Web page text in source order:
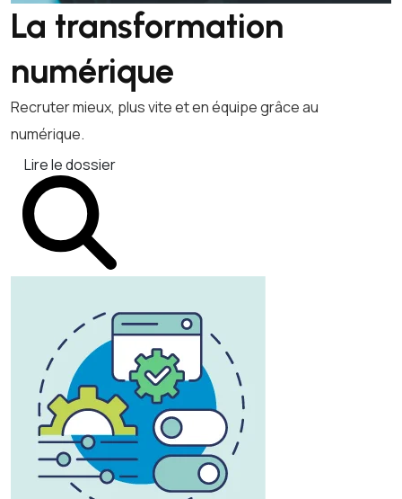
La transformation
numérique
Recruter mieux, plus vite et en équipe grâce au
numérique.
Lire le dossier